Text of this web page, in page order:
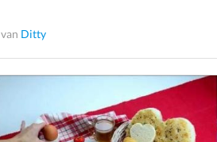
van Ditty